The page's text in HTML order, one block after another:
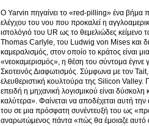
Ο Yarvin πηγαίνει το «red-pilling» ένα βήμα
ελέγχου του νου που προκαλεί η
ιστολόγιό του UR ως το θεμελιώδες
Thomas Carlyle, του Ludwig von Mises και
καμεραλισμός, στον οποίο το κράτος είναι
«νεοκαμερισμός», η θέση του σύντομα
Σκοτεινός Διαφωτισμός. Σύμφωνα με τον
ελευθεριστική κουλτούρα της Silicon Valley.
επειδή η μηχανική λογισμικού είναι
καλύτερα». Φαίνεται να αποδέχεται αυτή
του σε μια πρόσφατη συνέντευξή του ως
αναρωτώμενος πάντα «πώς θα έμοιαζε αυτό